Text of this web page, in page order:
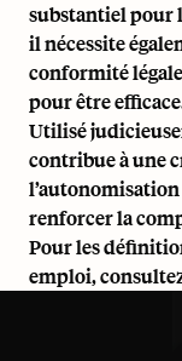
substantiel pour
il nécessite
conformité
pour être
Utilisé
contribue à une
renforcer la
Pour les
emploi,